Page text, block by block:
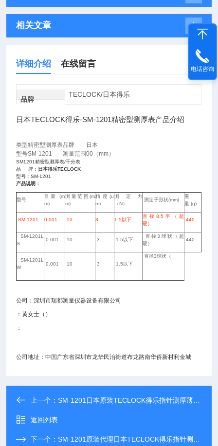
相关文章
详细介绍 在线留言
品牌
TECLOCK/日本得乐
日本TECLOCK得乐-SM-1201精密型测厚表产品介绍
类型精密型测厚表品牌
日本
型号SM-1201 测量范围00（mm）
SM1201精密型测厚表/千分表
品 牌： 日本得乐TECLOCK
型号：SM-1201
产品说明：
型号
目量 (m
m)
测量范围(m
m)
精度(u
m)
测定力
（N）
测定子形状(mm)
重
量 (g)
SM-1201 0.001 10 3 1.5以下
直径8.5平（超
硬）
440
SM-1201L
S
0.001 10 3 1.5以下
直径3球状（超
硬）
440
SM-1201L
W
0.001 10 3 1.5以下
直径3球状（
公司：深圳市瑞都测量仪器设备有限公司
：黄女士（）
：
公司地址：中国广东省深圳市龙华民治街道布龙路南华侨新村利金城
上一个：SM-1201日本原装TECLOCK得乐指针测厚薄仪|SM-1201得乐测厚规
返回列表
下一个：SM-1201原装代理日本TECLOCK得乐指针测厚薄仪|SM-1201
电话咨询